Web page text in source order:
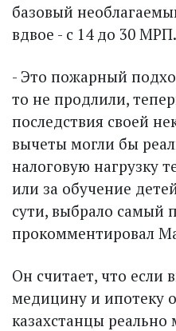
базовый
вдвое - с 14 до 30 МРП.
- Это пожарный
то не продлили,
последствия своей
вычеты могли бы
налоговую нагрузку
или за обучение
сути, выбрало самый
прокомментировал
Он считает, что если
медицину и ипотеку
казахстанцы реально